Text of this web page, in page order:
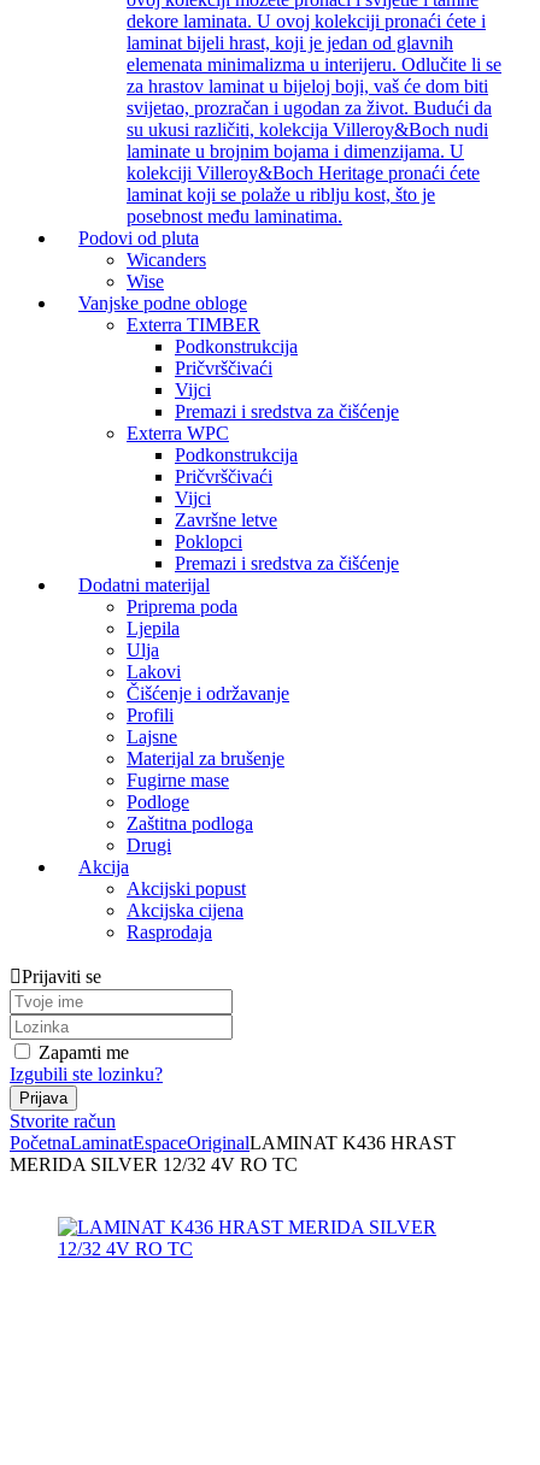
dekore laminata. U ovoj kolekciji pronaći ćete i
laminat bijeli hrast, koji je jedan od glavnih
elemenata minimalizma u interijeru. Odlučite li se
za hrastov laminat u bijeloj boji, vaš će dom biti
svijetao, prozračan i ugodan za život. Budući da
su ukusi različiti, kolekcija Villeroy&Boch nudi
laminate u brojnim bojama i dimenzijama. U
kolekciji Villeroy&Boch Heritage pronaći ćete
laminat koji se polaže u riblju kost, što je
posebnost među laminatima.
Podovi od pluta
Wicanders
Wise
Vanjske podne obloge
Exterra TIMBER
Podkonstrukcija
Pričvrščivaći
Vijci
Premazi i sredstva za čišćenje
Exterra WPC
Podkonstrukcija
Pričvrščivaći
Vijci
Završne letve
Poklopci
Premazi i sredstva za čišćenje
Dodatni materijal
Priprema poda
Ljepila
Ulja
Lakovi
Čišćenje i održavanje
Profili
Lajsne
Materijal za brušenje
Fugirne mase
Podloge
Zaštitna podloga
Drugi
Akcija
Akcijski popust
Akcijska cijena
Rasprodaja
Prijaviti se
Zapamti me
Izgubili ste lozinku?
Stvorite račun
PočetnaLaminatEspaceOriginalLAMINAT K436 HRAST
MERIDA SILVER 12/32 4V RO TC